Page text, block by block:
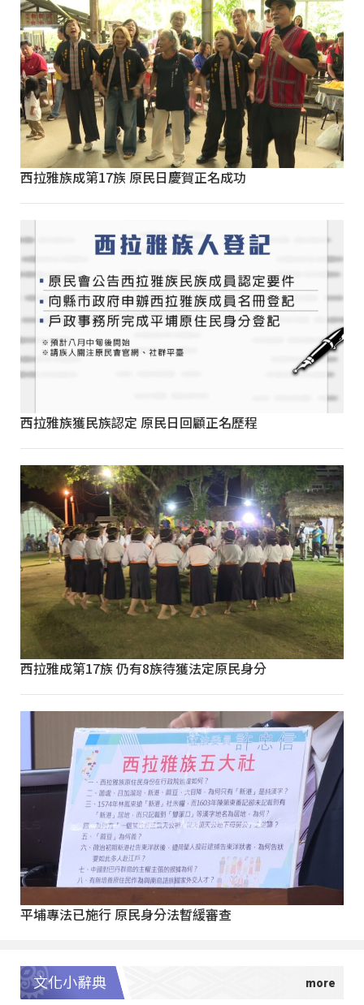
西拉雅族成第17族 原民日慶賀正名成功
西拉雅族獲民族認定 原民日回顧正名歷程
西拉雅成第17族 仍有8族待獲法定原民身分
平埔專法已施行 原民身分法暫緩審查
文化小辭典